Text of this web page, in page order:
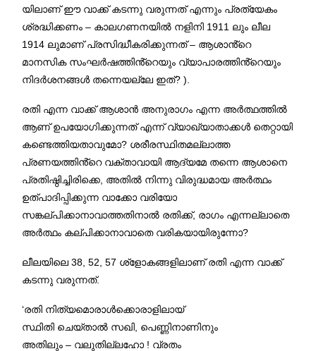
യിലാണ് ഈ വാക്ക് കടന്നു വരുന്നത് എന്നും പ്രത്യേകം
ശ്രദ്ധിക്കണം – കാലഗണനയിൽ നളിനി 1911 ലും ലീല
1914 ലുമാണ് പ്രസിദ്ധീകരിക്കുന്നത് – ആശാൻ്റെ
മാനസിക സംഘർഷത്തിൻ്റെയും വ്യാപാരത്തിൻ്റെയും
നിദർശനങ്ങൾ തന്നെയല്ലേ ഇത്? ).
രതി എന്ന വാക്ക് ആശാൻ അനുരാഗം എന്ന അർത്ഥത്തിൽ
ആണ് ഉപയോഗിക്കുന്നത് എന്ന് വ്യാഖ്യാതാക്കൾ തെറ്റായി
കണ്ടെത്തിയതാവുമോ? ശരീരസ്ഥിതമല്ലാത്ത
പ്രണയത്തിൻ്റെ വക്താവായി ആദ്യമേ തന്നെ ആശാനെ
പ്രതിഷ്ഠിച്ചിരിക്കെ, അതിൽ നിന്നു വിരുദ്ധമായ അർത്ഥം
ഉത്പാദിപ്പിക്കുന്ന വാക്കോ വരിയോ
സങ്കല്പിക്കാനാവാത്തതിനാൽ രതിക്ക്, രാഗം എന്നല്ലാതെ
അർത്ഥം കല്പിക്കാനാവാതെ വരികയായിരുന്നോ?
ലീലയിലെ 38, 52, 57 ശ്ളോകങ്ങളിലാണ് രതി എന്ന വാക്ക്
കടന്നു വരുന്നത്.
‘രതി നിത്യമൊരാൾക്കൊരാളിലായ്
സ്ഥിതി ചെയ്താൽ സഖി, പെണ്ണിനാണിനും
അതിലും – വലുതില്ലഹോ ! വ്രതം